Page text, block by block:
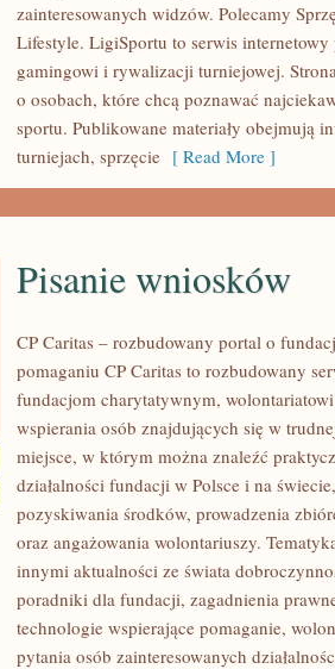
PROGNOZY
zainteresowanych widzów. Polecamy
Lifestyle. LigiSportu to serwis
gamingowi i rywalizacji turniejowej.
o osobach, które chcą poznawać
sportu. Publikowane materiały obejmują
turniejach, sprzęcie [ Read More ]
PISANIE
WNIOSKÓW
Pisanie wniosków
CP Caritas – rozbudowany portal o
pomaganiu CP Caritas to rozbudowany
fundacjom charytatywnym,
wspierania osób znajdujących się w
miejsce, w którym można znaleźć
działalności fundacji w Polsce i na
pozyskiwania środków, prowadzenia
oraz angażowania wolontariuszy.
innymi aktualności ze świata
poradniki dla fundacji, zagadnienia
technologie wspierające pomaganie,
pytania osób zainteresowanych